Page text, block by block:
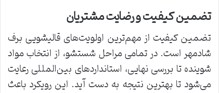
تضمین کیفیت و رضایت مشتریان
تضمین کیفیت از مهم‌ترین اولویت‌های قالیشویی برف
شادمهر است. در تمامی مراحل شستشو، از انتخاب مواد
شوینده تا بررسی نهایی، استانداردهای بین‌المللی رعایت
می‌شود تا بهترین نتیجه به دست آید. این رویکرد باعث